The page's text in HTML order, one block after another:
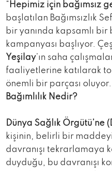
“ Hepimiz için bağımsız
başlatılan Bağımsızlık
bir yanında kapsamlı
kampanyası başlıyor.
Yeşilay’ın saha
faaliyetlerine katılarak
önemli bir parçası oluyor.
Bağımlılık Nedir?
Dünya Sağlık Örgütü’ne
kişinin, belirli bir
davranışı tekrarlamaya
duyduğu, bu davranışı